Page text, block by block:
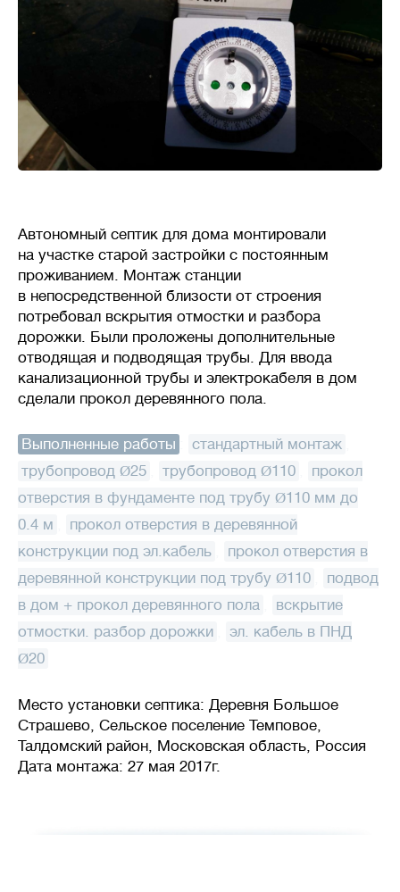
Автономный септик для дома монтировали
на участке старой застройки с постоянным
проживанием. Монтаж станции
в непосредственной близости от строения
потребовал вскрытия отмостки и разбора
дорожки. Были проложены дополнительные
отводящая и подводящая трубы. Для ввода
канализационной трубы и электрокабеля в дом
сделали прокол деревянного пола.
Выполненные работы стандартный монтаж
трубопровод Ø25
трубопровод Ø110
прокол
отверстия в фундаменте под трубу Ø110 мм до
0.4 м
прокол отверстия в деревянной
конструкции под эл.кабель
прокол отверстия в
деревянной конструкции под трубу Ø110
подвод
в дом + прокол деревянного пола
вскрытие
отмостки. разбор дорожки
эл. кабель в ПНД
Ø20
Место установки септика: Деревня Большое
Страшево, Сельское поселение Темповое,
Талдомский район, Московская область, Россия
Дата монтажа: 27 мая 2017г.